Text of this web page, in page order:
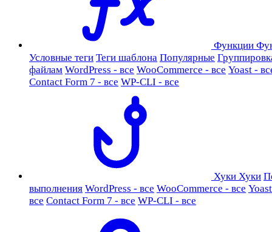
Функции
Условные теги Теги шаблона Популярные
файлам WordPress - все WooCommerce - все Yoast -
Contact Form 7 - все WP-CLI - все
Хуки Хуки
выполнения WordPress - все WooCommerce - все
все Contact Form 7 - все WP-CLI - все